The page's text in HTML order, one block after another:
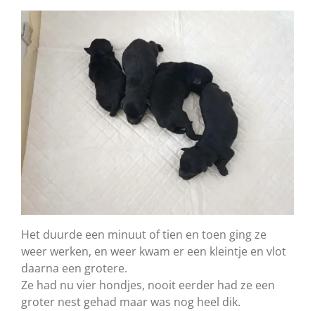
Het duurde een minuut of tien en toen ging ze
weer werken, en weer kwam er een kleintje en vlot
daarna een grotere.
Ze had nu vier hondjes, nooit eerder had ze een
groter nest gehad maar was nog heel dik.